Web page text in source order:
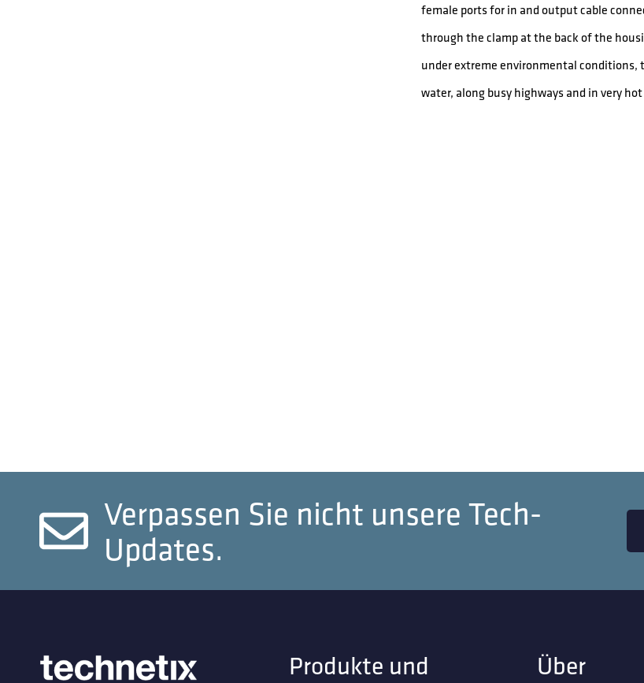
female ports for in and output cable
through the clamp at the back of the
under extreme environmental conditions,
water, along busy highways and in very
Verpassen Sie nicht unsere Tech-
Updates.
Produkte und
Über